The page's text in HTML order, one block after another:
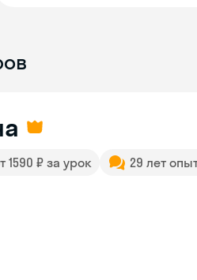
1590 ₽ за урок 29 лет